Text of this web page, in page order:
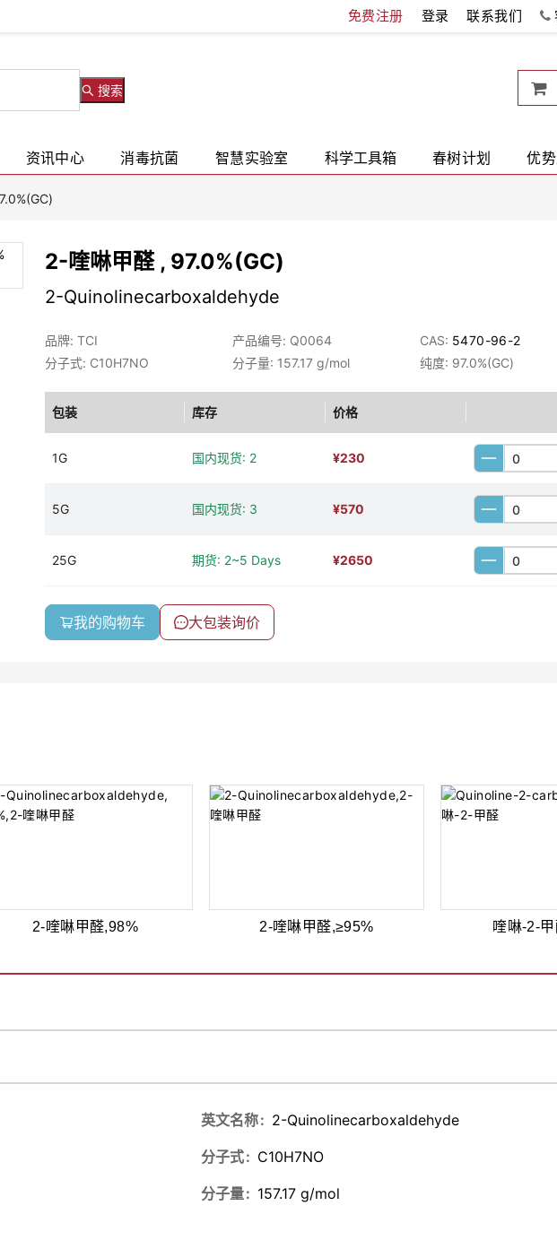
免费注册 登录 联系我们
搜索
资讯中心 消毒抗菌 智慧实验室 科学工具箱 春树计划 优
2-喹啉甲醛 , 97.0%(GC)
2-Quinolinecarboxaldehyde
品牌: TCI 产品编号: Q0064 CAS: 5470-96-2
分子式: C10H7NO
分子量: 157.17 g/mol 纯度: 97.0%(GC)
包装 库存 价格
1G 国内现货: 2 ¥230
5G 国内现货: 3 ¥570
25G 期货: 2~5 Days ¥2650
我的购物车 大包装询价
2-喹啉甲醛,98% 2-喹啉甲醛,≥95% 喹啉-2-
英文名称 2-Quinolinecarboxaldehyde
分子式 C10H7NO
分子量 157.17 g/mol